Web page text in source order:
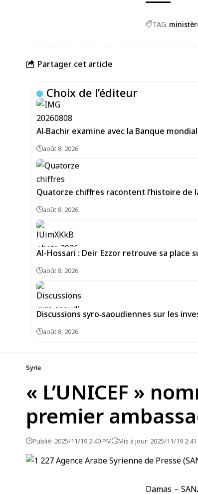
TAG:
Partager cet article
Choix de l’éditeur
Al‑Bachir examine avec la Banque
août 8, 2026
Quatorze chiffres racontent l’histoire de
août 8, 2026
Al-Hossari : Deir Ezzor retrouve sa place
août 8, 2026
Discussions syro‑saoudiennes sur les
août 8, 2026
Syrie
« L’UNICEF »
premier
Publié: 2025/11/19 2:40 PM Mis à jour: 2025/11/19 2:41
Damas –